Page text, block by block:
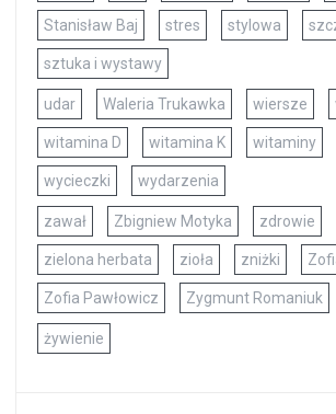
Stanisław Baj stres stylowa
sztuka i wystawy
udar Waleria Trukawka wiersze
witamina D witamina K witaminy
wycieczki wydarzenia
zawał Zbigniew Motyka zdrowie
zielona herbata zioła zniżki
Zofia Pawłowicz Zygmunt Romaniuk
żywienie